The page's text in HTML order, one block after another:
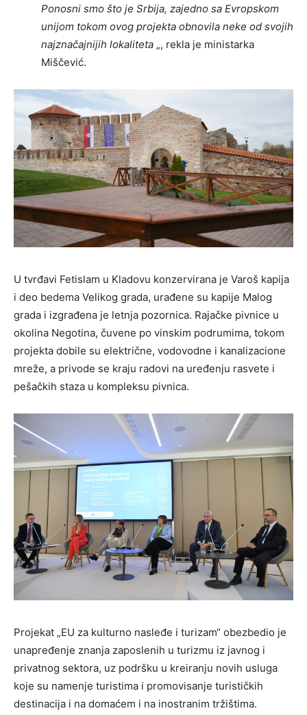
Ponosni smo što je Srbija, zajedno sa Evropskom
unijom tokom ovog projekta obnovila neke od svojih
najznačajnijih lokaliteta „, rekla je ministarka
Miščević.
U tvrđavi Fetislam u Kladovu konzervirana je Varoš kapija
i deo bedema Velikog grada, urađene su kapije Malog
grada i izgrađena je letnja pozornica. Rajačke pivnice u
okolina Negotina, čuvene po vinskim podrumima, tokom
projekta dobile su električne, vodovodne i kanalizacione
mreže, a privode se kraju radovi na uređenju rasvete i
pešačkih staza u kompleksu pivnica.
Projekat „EU za kulturno nasleđe i turizam“ obezbedio je
unapređenje znanja zaposlenih u turizmu iz javnog i
privatnog sektora, uz podršku u kreiranju novih usluga
koje su namenje turistima i promovisanje turističkih
destinacija i na domaćem i na inostranim tržištima.